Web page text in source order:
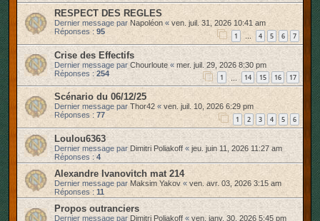
RESPECT DES REGLES
Dernier message par Napoléon « ven. juil. 31, 2026 10:41 am
Réponses : 95 1 … 4 5 6 7
Crise des Effectifs
Dernier message parChourloute « mer. juil. 29, 2026 8:30 pm
Réponses : 254 1 … 14 15 16 17
Scénario du 06/12/25
Dernier message par Thor42 « ven. juil. 10, 2026 6:29 pm
Réponses : 77 1 2 3 4 5 6
Loulou6363
Dernier message parDimitri Poliakoff « jeu. juin 11, 2026 11:27 am
Réponses : 4
Alexandre Ivanovitch mat 214
Dernier message par Maksim Yakov « ven. avr. 03, 2026 3:15 am
Réponses : 11
Propos outranciers
Dernier message parDimitri Poliakoff « ven. janv. 30, 2026 5:45 pm